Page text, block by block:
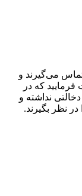
تماس می‌گیرند و
که در
نداشته و
نظر بگیرند.